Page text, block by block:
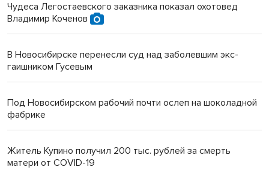
Чудеса Легостаевского заказника показал охотовед
Владимир Коченов
В Новосибирске перенесли суд над заболевшим экс-
гаишником Гусевым
Под Новосибирском рабочий почти ослеп на шоколадной
фабрике
Житель Купино получил 200 тыс. рублей за смерть
матери от COVID-19